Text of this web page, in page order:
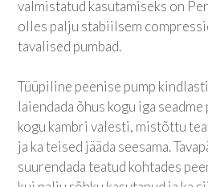
valmistatud kasutamiseks on
olles palju stabiilsem
tavalised pumbad.
Tüüpiline peenise pump
laiendada õhus kogu iga seadme
kogu kambri valesti, mistõttu
ja ka teised jääda seesama.
suurendada teatud kohtades